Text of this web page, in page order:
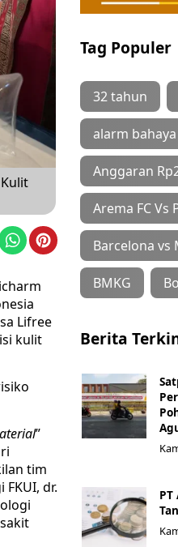
Lifree
kulit
”
tim
dr.
Tag Populer
32 tahun
alarm bahaya
Anggaran
Arema FC Vs
Barcelona vs
BMKG
Berita